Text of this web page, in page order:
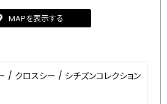
MAPを表示する
/ クロスシー / シチズンコレクション